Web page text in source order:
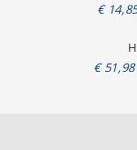
€
€